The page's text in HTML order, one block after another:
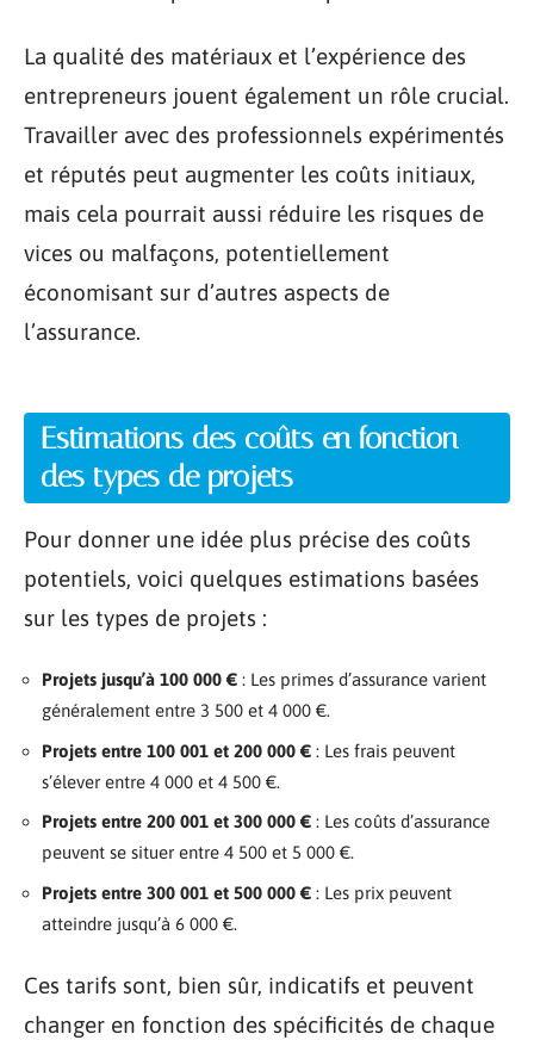
La qualité des matériaux et l’expérience des
entrepreneurs jouent également un rôle crucial.
Travailler avec des professionnels expérimentés
et réputés peut augmenter les coûts initiaux,
mais cela pourrait aussi réduire les risques de
vices ou malfaçons, potentiellement
économisant sur d’autres aspects de
l’assurance.
Estimations des coûts en fonction
des types de projets
Pour donner une idée plus précise des coûts
potentiels, voici quelques estimations basées
sur les types de projets :
Projets jusqu’à 100 000 € : Les primes d’assurance varient
généralement entre 3 500 et 4 000 €.
Projets entre 100 001 et 200 000 € : Les frais peuvent
s’élever entre 4 000 et 4 500 €.
Projets entre 200 001 et 300 000 € : Les coûts d’assurance
peuvent se situer entre 4 500 et 5 000 €.
Projets entre 300 001 et 500 000 € : Les prix peuvent
atteindre jusqu’à 6 000 €.
Ces tarifs sont, bien sûr, indicatifs et peuvent
changer en fonction des spécificités de chaque